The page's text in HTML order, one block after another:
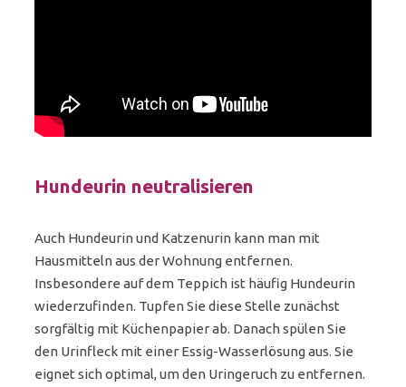
Hundeurin neutralisieren
Auch Hundeurin und Katzenurin kann man mit
Hausmitteln aus der Wohnung entfernen.
Insbesondere auf dem Teppich ist häufig Hundeurin
wiederzufinden. Tupfen Sie diese Stelle zunächst
sorgfältig mit Küchenpapier ab. Danach spülen Sie
den Urinfleck mit einer Essig-Wasserlösung aus. Sie
eignet sich optimal, um den Uringeruch zu entfernen.